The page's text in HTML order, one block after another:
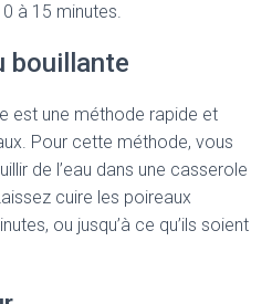
à 15 minutes.
bouillante
est une méthode rapide et
Pour cette méthode, vous
de l’eau dans une casserole
cuire les poireaux
ou jusqu’à ce qu’ils soient